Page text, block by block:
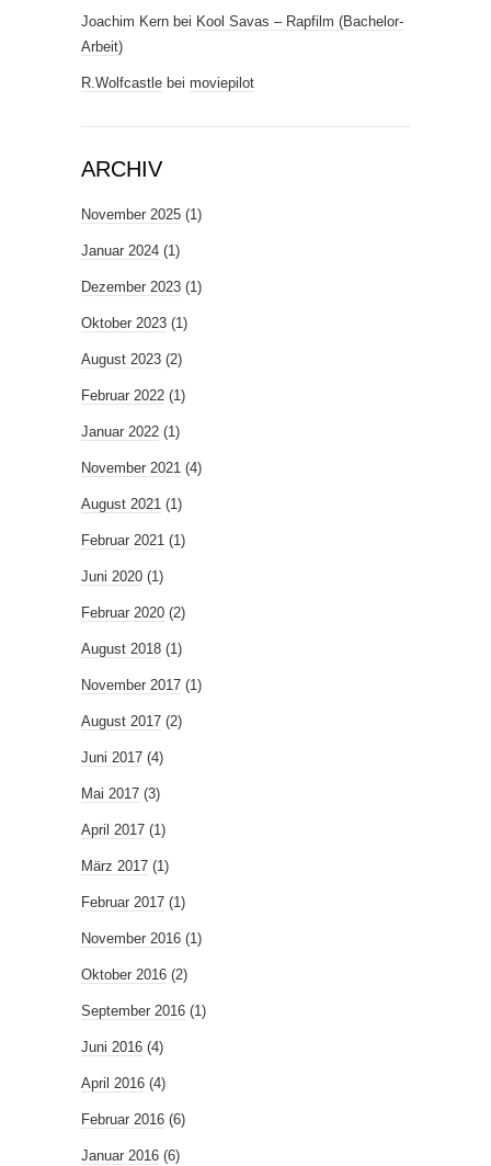
Joachim Kern bei Kool Savas – Rapfilm (Bachelor-
Arbeit)
R.Wolfcastle bei moviepilot
ARCHIV
November 2025 (1)
Januar 2024 (1)
Dezember 2023 (1)
Oktober 2023 (1)
August 2023 (2)
Februar 2022 (1)
Januar 2022 (1)
November 2021 (4)
August 2021 (1)
Februar 2021 (1)
Juni 2020 (1)
Februar 2020 (2)
August 2018 (1)
November 2017 (1)
August 2017 (2)
Juni 2017 (4)
Mai 2017 (3)
April 2017 (1)
März 2017 (1)
Februar 2017 (1)
November 2016 (1)
Oktober 2016 (2)
September 2016 (1)
Juni 2016 (4)
April 2016 (4)
Februar 2016 (6)
Januar 2016 (6)